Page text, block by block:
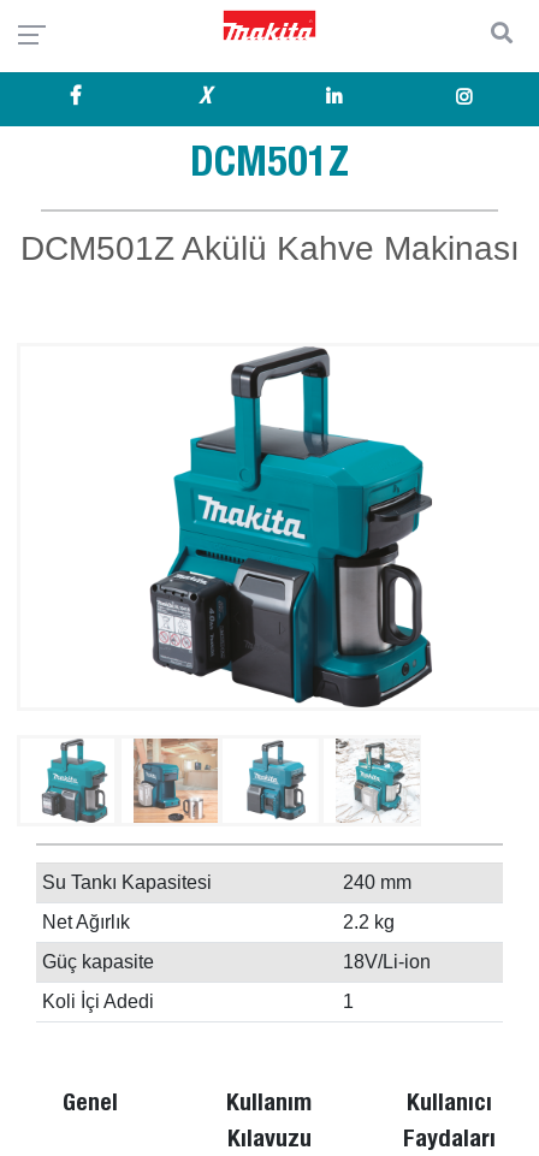
X
DCM501Z
DCM501Z Akülü Kahve Makinası
Su Tankı Kapasitesi
240 mm
Net Ağırlık
2.2 kg
Güç kapasite
18V/Li-ion
Koli İçi Adedi
1
Genel
Kullanım
Kılavuzu
Kullanıcı
Faydaları